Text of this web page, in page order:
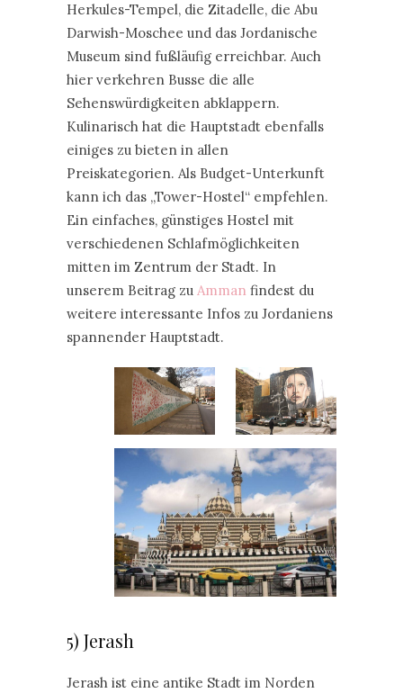
Herkules-Tempel, die Zitadelle, die Abu
Darwish-Moschee und das Jordanische
Museum sind fußläufig erreichbar. Auch
hier verkehren Busse die alle
Sehenswürdigkeiten abklappern.
Kulinarisch hat die Hauptstadt ebenfalls
einiges zu bieten in allen
Preiskategorien. Als Budget-Unterkunft
kann ich das „Tower-Hostel“ empfehlen.
Ein einfaches, günstiges Hostel mit
verschiedenen Schlafmöglichkeiten
mitten im Zentrum der Stadt. In
unserem Beitrag zu Amman findest du
weitere interessante Infos zu Jordaniens
spannender Hauptstadt.
5) Jerash
Jerash ist eine antike Stadt im Norden